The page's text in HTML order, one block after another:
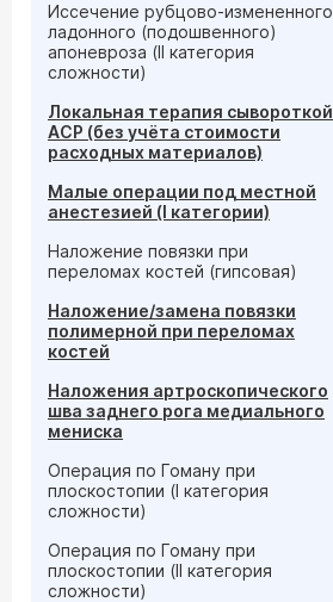
Иссечение рубцово-измененного
ладонного (подошвенного)
апоневроза (II категория
сложности)
Локальная терапия сывороткой
АСР (без учёта стоимости
расходных материалов)
Малые операции под местной
анестезией (I категории)
Наложение повязки при
переломах костей (гипсовая)
Наложение/замена повязки
полимерной при переломах
костей
Наложения артроскопического
шва заднего рога медиального
мениска
Операция по Гоману при
плоскостопии (I категория
сложности)
Операция по Гоману при
плоскостопии (II категория
сложности)